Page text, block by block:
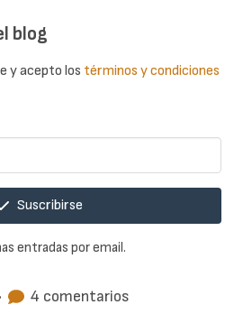
4 comentarios
blog
y acepto los términos y condiciones
Suscribirse
entradas por email.